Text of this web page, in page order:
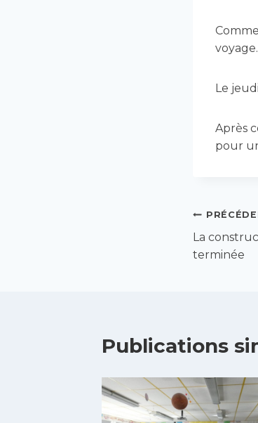
voyage.
Le
Après
pour
de
La
terminée
Publications